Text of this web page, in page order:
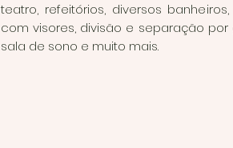
teatro, refeitórios, diversos
com visores, divisão e separação
sala de sono e muito mais.